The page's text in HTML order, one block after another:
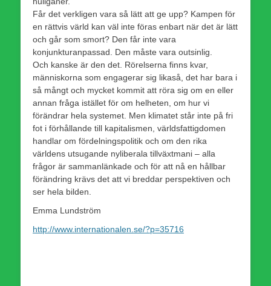
Får det verkligen vara så lätt att ge upp? Kampen för
en rättvis värld kan väl inte föras enbart när det är lätt
och går som smort? Den får inte vara
konjunkturanpassad. Den måste vara outsinlig.
Och kanske är den det. Rörelserna finns kvar,
människorna som engagerar sig likaså, det har bara i
så mångt och mycket kommit att röra sig om en eller
annan fråga istället för om helheten, om hur vi
förändrar hela systemet. Men klimatet står inte på fri
fot i förhållande till kapitalismen, världsfattigdomen
handlar om fördelningspolitik och om den rika
världens utsugande nyliberala tillväxtmani – alla
frågor är sammanlänkade och för att nå en hållbar
förändring krävs det att vi breddar perspektiven och
ser hela bilden.
Emma Lundström
http://www.internationalen.se/?p=35716